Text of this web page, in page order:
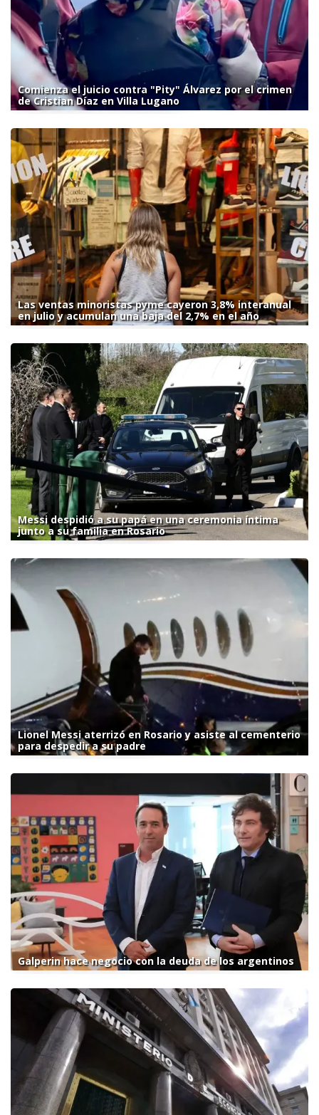
Comienza el juicio contra "Pity" Álvarez por el crimen
de Cristian Díaz en Villa Lugano
Las ventas minoristas pyme cayeron 3,8% interanual
en julio y acumulan una baja del 2,7% en el año
Messi despidió a su papá en una ceremonia íntima
junto a su familia en Rosario
Lionel Messi aterrizó en Rosario y asiste al cementerio
para despedir a su padre
Galperin hace negocio con la deuda de los argentinos